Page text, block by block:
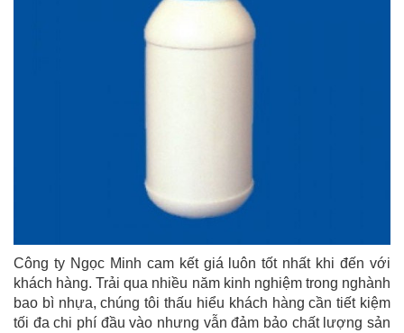
Công ty Ngọc Minh cam kết giá luôn tốt nhất khi đến với
khách hàng. Trải qua nhiều năm kinh nghiệm trong nghành
bao bì nhựa, chúng tôi thấu hiểu khách hàng cần tiết kiệm
tối đa chi phí đầu vào nhưng vẫn đảm bảo chất lượng sản